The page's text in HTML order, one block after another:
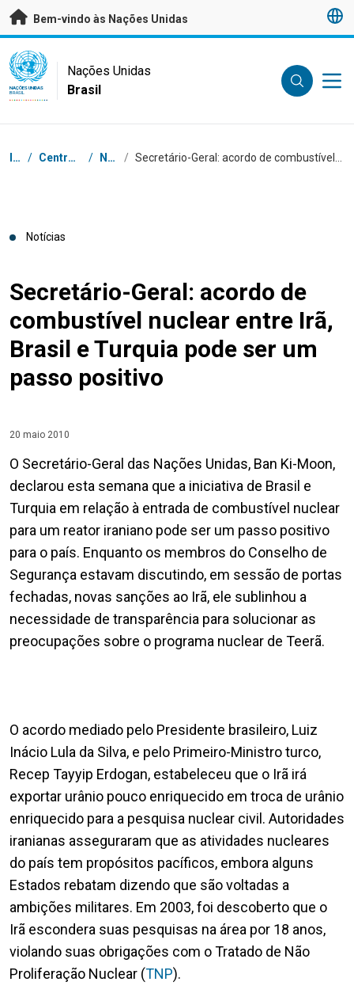
Saltar para conteúdo principal
Bem-vindo às Nações Unidas
UN Logo
NAÇÕES UNIDAS
BRASIL
Nações Unidas
Brasil
Navegação
Início / Centro de Imprensa / Notícias /
Notícias
Secretário-Geral: acordo de
combustível nuclear entre Irã,
Brasil e Turquia pode ser um
passo positivo
20 maio 2010
O Secretário-Geral das Nações Unidas, Ban Ki-Moon,
declarou esta semana que a iniciativa de Brasil e
Turquia em relação à entrada de combustível nuclear
para um reator iraniano pode ser um passo positivo
para o país. Enquanto os membros do Conselho de
Segurança estavam discutindo, em sessão de portas
fechadas, novas sanções ao Irã, ele sublinhou a
necessidade de transparência para solucionar as
preocupações sobre o programa nuclear de Teerã.
O acordo mediado pelo Presidente brasileiro, Luiz
Inácio Lula da Silva, e pelo Primeiro-Ministro turco,
Recep Tayyip Erdogan, estabeleceu que o Irã irá
exportar urânio pouco enriquecido em troca de urânio
enriquecido para a pesquisa nuclear civil. Autoridades
iranianas asseguraram que as atividades nucleares
do país tem propósitos pacíficos, embora alguns
Estados rebatam dizendo que são voltadas a
ambições militares. Em 2003, foi descoberto que o
Irã escondera suas pesquisas na área por 18 anos,
violando suas obrigações com o Tratado de Não
Proliferação Nuclear (TNP).